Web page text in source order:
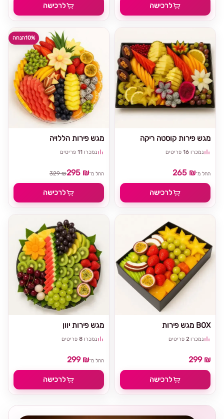
לרכישה לרכישה
10%הנחה
מגש פירות הללויה
נמכרו 11 פריטים
החל מ־295 ₪
329 ₪
לרכישה
מגש פירות קוסטה ריקה
נמכרו 16 פריטים
החל מ־265 ₪
לרכישה
מגש פירות יוון
נמכרו 8 פריטים
החל מ־299 ₪
לרכישה
מגש פירות BOX
נמכרו 2 פריטים
299 ₪
לרכישה